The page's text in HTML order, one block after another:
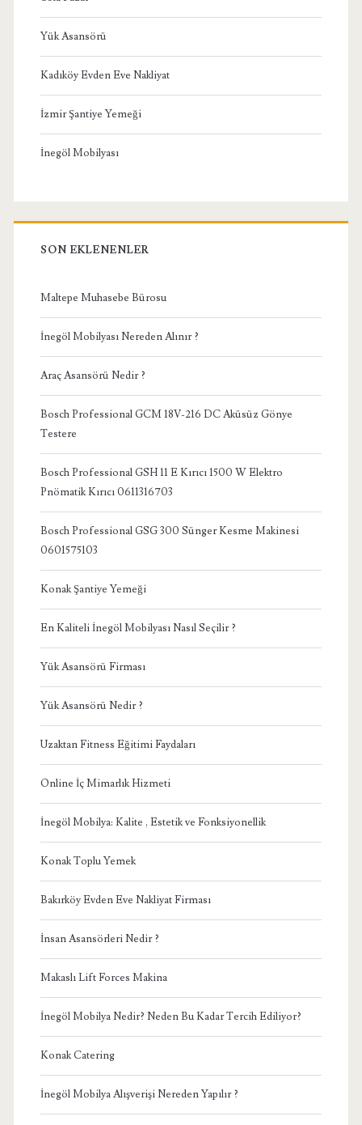
Yük Asansörü
Kadıköy Evden Eve Nakliyat
İzmir Şantiye Yemeği
İnegöl Mobilyası
SON EKLENENLER
Maltepe Muhasebe Bürosu
İnegöl Mobilyası Nereden Alınır ?
Araç Asansörü Nedir ?
Bosch Professional GCM 18V-216 DC Aküsüz Gönye
Testere
Bosch Professional GSH 11 E Kırıcı 1500 W Elektro
Pnömatik Kırıcı 0611316703
Bosch Professional GSG 300 Sünger Kesme Makinesi
0601575103
Konak Şantiye Yemeği
En Kaliteli İnegöl Mobilyası Nasıl Seçilir ?
Yük Asansörü Firması
Yük Asansörü Nedir ?
Uzaktan Fitness Eğitimi Faydaları
Online İç Mimarlık Hizmeti
İnegöl Mobilya: Kalite , Estetik ve Fonksiyonellik
Konak Toplu Yemek
Bakırköy Evden Eve Nakliyat Firması
İnsan Asansörleri Nedir ?
Makaslı Lift Forces Makina
İnegöl Mobilya Nedir? Neden Bu Kadar Tercih Ediliyor?
Konak Catering
İnegöl Mobilya Alışverişi Nereden Yapılır ?